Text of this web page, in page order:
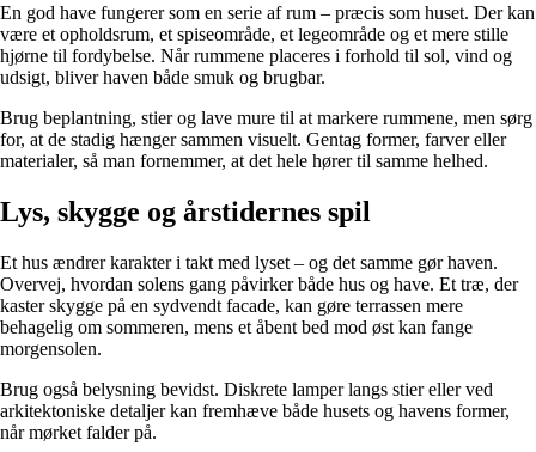
En god have fungerer som en serie af rum – præcis som huset. Der kan
være et opholdsrum, et spiseområde, et legeområde og et mere stille
hjørne til fordybelse. Når rummene placeres i forhold til sol, vind og
udsigt, bliver haven både smuk og brugbar.
Brug beplantning, stier og lave mure til at markere rummene, men sørg
for, at de stadig hænger sammen visuelt. Gentag former, farver eller
materialer, så man fornemmer, at det hele hører til samme helhed.
Lys, skygge og årstidernes spil
Et hus ændrer karakter i takt med lyset – og det samme gør haven.
Overvej, hvordan solens gang påvirker både hus og have. Et træ, der
kaster skygge på en sydvendt facade, kan gøre terrassen mere
behagelig om sommeren, mens et åbent bed mod øst kan fange
morgensolen.
Brug også belysning bevidst. Diskrete lamper langs stier eller ved
arkitektoniske detaljer kan fremhæve både husets og havens former,
når mørket falder på.